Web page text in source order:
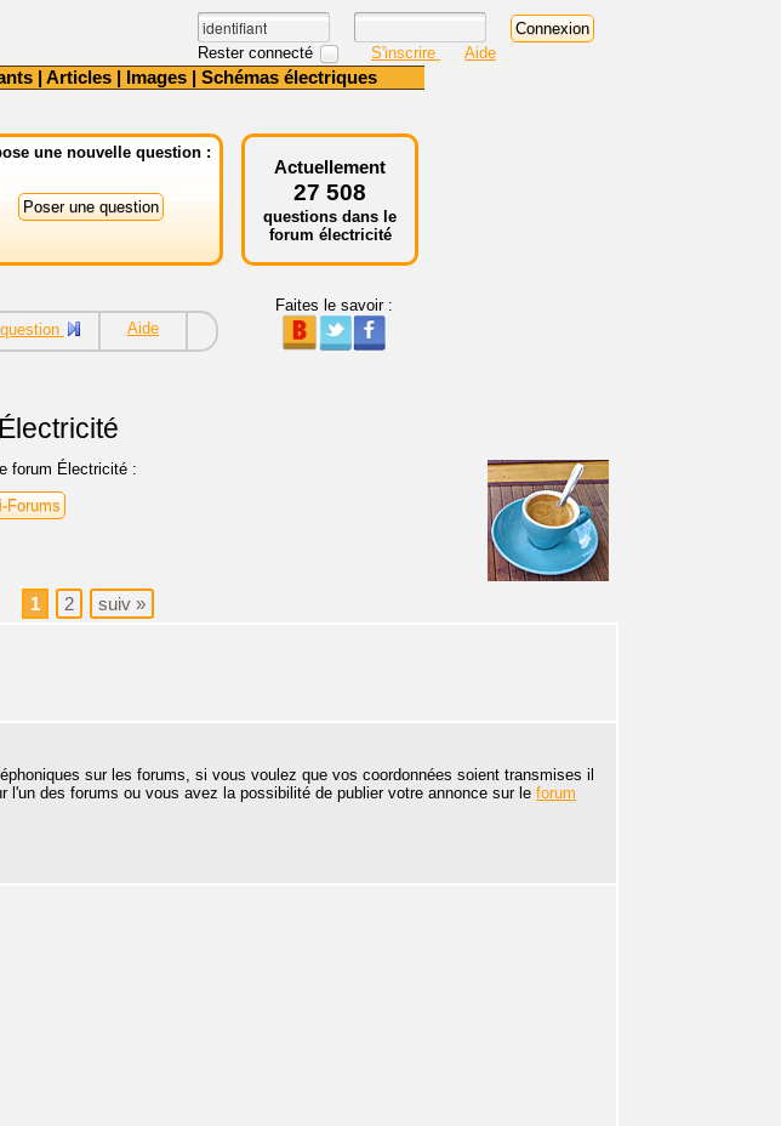
Rester connecté S'inscrire Aide
| Articles | Images | Schémas électriques
une nouvelle question :
Actuellement
27 508
questions dans le
forum électricité
Aide
Faites le savoir :
forum Électricité :
Forums
1 2 suiv »
sur les forums, si vous voulez que vos coordonnées soient transmises il
l'un des forums ou vous avez la possibilité de publier votre annonce sur le forum